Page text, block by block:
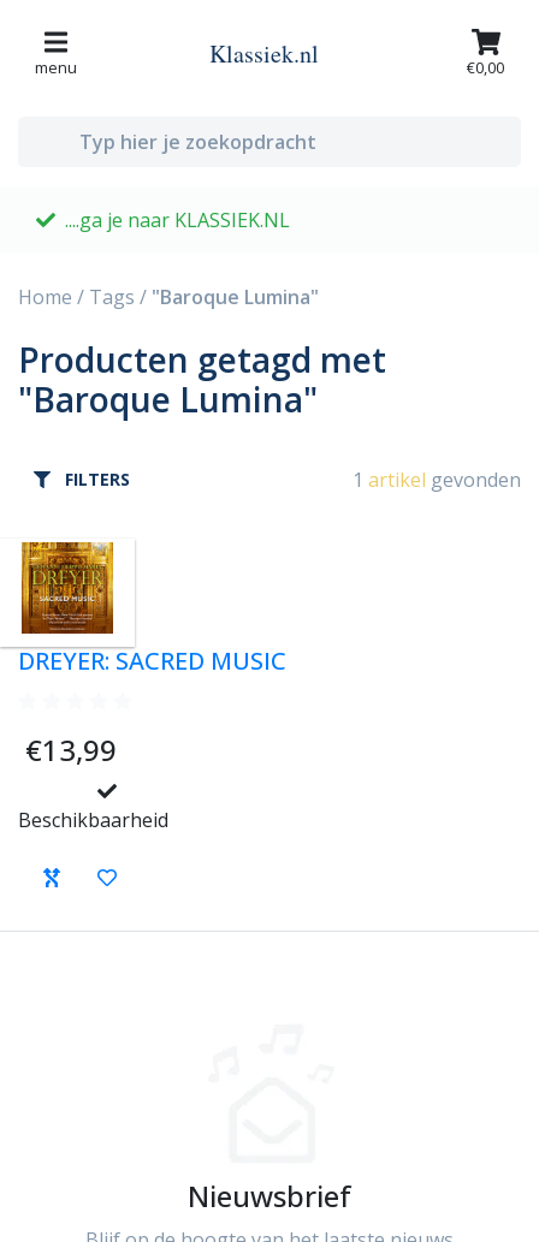
menu Klassiek.nl €0,00
....ga je naar KLASSIEK.NL
Home / Tags / "Baroque Lumina"
Producten getagd met
"Baroque Lumina"
FILTERS 1 artikel gevonden
DREYER: SACRED MUSIC
€13,99
Beschikbaarheid
Nieuwsbrief